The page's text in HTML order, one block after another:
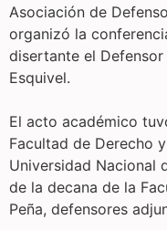
Asociación de
organizó la
disertante el Defensor
Esquivel.
El acto académico
Facultad de Derecho
Universidad Nacional
de la decana de la
Peña, defensores